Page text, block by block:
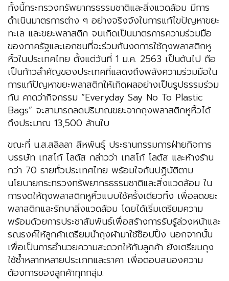
ทั้งนี้กระทรวงทรัพยากรธรรมชาติและสิ่งแวดล้อม มีการ
ดำเนินมาตรการต่าง ๆ อย่างจริงจังในการแก้ไขปัญหาขยะ
ทะเล และขยะพลาสติก จนเกิดเป็นมาตรการความร่วมมือ
ของภาครัฐและเอกชนที่จะร่วมกันงดการใช้ถุงพลาสติกหู
หิ้วในประเทศไทย ตั้งแต่วันที่ 1 ม.ค. 2563 เป็นต้นไป ถือ
เป็นก้าวสำคัญของประเทศที่แสดงถึงพลังความร่วมมือใน
การแก้ปัญหาขยะพลาสติกให้เกิดผลอย่างเป็นรูปธรรมร่วม
กัน คาดว่ากิจกรรม “Everyday Say No To Plastic
Bags” จะสามารถลดปริมาณขยะจากถุงพลาสติกหูหิ้วได้
ถึงประมาณ 13,500 ล้านใบ
ขณะที่ น.ส.สลิลลา สีหพันธุ์ ประธานกรรมการฝ่ายกิจการ
บรรษัท เทสโก้ โลตัส กล่าวว่า เทสโก้ โลตัส และห้างร้าน
กว่า 70 รายทั่วประเทศไทย พร้อมใจกันปฏิบัติตาม
นโยบายกระทรวงทรัพยากรธรรมชาติและสิ่งแวดล้อม ใน
การงดให้ถุงพลาสติกหูหิ้วแบบใช้ครั้งเดียวทิ้ง เพื่อลดขยะ
พลาสติกและรักษาสิ่งแวดล้อม โดยได้เริ่มเตรียมความ
พร้อมด้วยการประชาสัมพันธ์เพื่อสร้างการรับรู้ล่วงหน้าและ
รณรงค์ให้ลูกค้าเตรียมนำถุงผ้ามาใช้ช็อปปิ้ง นอกจากนั้น
เพื่อเป็นการอำนวยความสะดวกให้กับลูกค้า ยังเตรียมถุง
ใช้ซ้ำหลากหลายประเภทและราคา เพื่อตอบสนองความ
ต้องการของลูกค้าทุกกลุ่ม.